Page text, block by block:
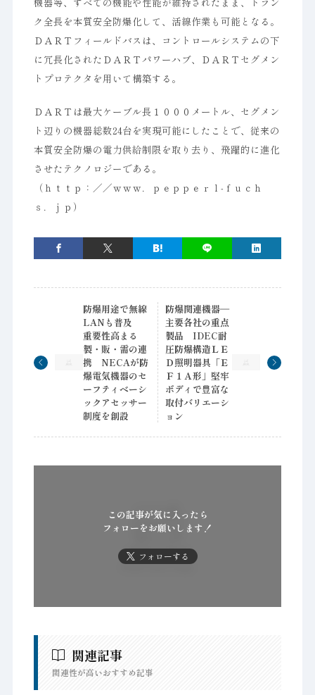
ク全長を本質安全防爆化して、活線作業も可能となる。
ＤＡＲＴフィールドバスは、コントロールシステムの下
に冗長化されたＤＡＲＴパワーハブ、ＤＡＲＴセグメン
トプロテクタを用いて構築する。
ＤＡＲＴは最大ケーブル長１０００メートル、セグメン
ト辺りの機器総数24台を実現可能にしたことで、従来の
本質安全防爆の電力供給制限を取り去り、飛躍的に進化
させたテクノロジーである。
（ｈｔｔｐ：／／ｗｗｗ．ｐｅｐｐｅｒｌ‐ｆｕｃｈ
ｓ．ｊｐ）
防爆用途で無線
LANも普及
重要性高まる
製・販・需の連
携 NECAが防
爆電気機器のセ
ーフティベーシ
ックアセッサー
制度を創設
防爆関連機器―
主要各社の重点
製品 IDEC耐
圧防爆構造ＬＥ
Ｄ照明器具「Ｅ
Ｆ１Ａ形」堅牢
ボディで豊富な
取付バリエーシ
ョン
この記事が気に入ったら
フォローをお願いします！
フォローする
関連記事
関連性が高いおすすめ記事